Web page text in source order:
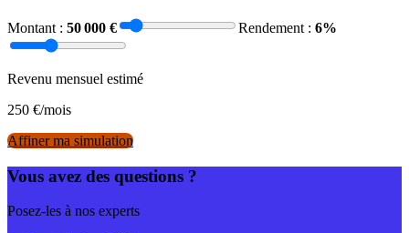
Montant : 50 000 € Rendement : 6%
Revenu mensuel estimé
250 €/mois
Affiner ma simulation
Vous avez des questions ?
Posez-les à nos experts